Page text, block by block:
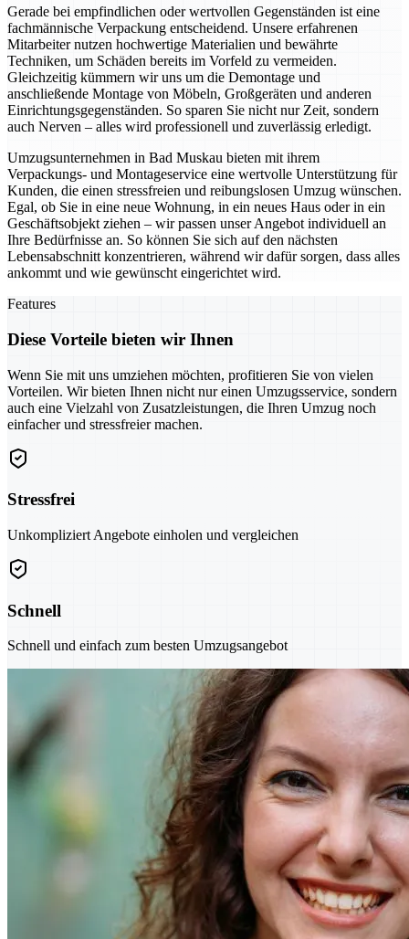
Gerade bei empfindlichen oder wertvollen Gegenständen ist eine
fachmännische Verpackung entscheidend. Unsere erfahrenen
Mitarbeiter nutzen hochwertige Materialien und bewährte
Techniken, um Schäden bereits im Vorfeld zu vermeiden.
Gleichzeitig kümmern wir uns um die Demontage und
anschließende Montage von Möbeln, Großgeräten und anderen
Einrichtungsgegenständen. So sparen Sie nicht nur Zeit, sondern
auch Nerven – alles wird professionell und zuverlässig erledigt.
Umzugsunternehmen in Bad Muskau bieten mit ihrem
Verpackungs- und Montageservice eine wertvolle Unterstützung für
Kunden, die einen stressfreien und reibungslosen Umzug wünschen.
Egal, ob Sie in eine neue Wohnung, in ein neues Haus oder in ein
Geschäftsobjekt ziehen – wir passen unser Angebot individuell an
Ihre Bedürfnisse an. So können Sie sich auf den nächsten
Lebensabschnitt konzentrieren, während wir dafür sorgen, dass alles
ankommt und wie gewünscht eingerichtet wird.
Features
Diese Vorteile bieten wir Ihnen
Wenn Sie mit uns umziehen möchten, profitieren Sie von vielen
Vorteilen. Wir bieten Ihnen nicht nur einen Umzugsservice, sondern
auch eine Vielzahl von Zusatzleistungen, die Ihren Umzug noch
einfacher und stressfreier machen.
Stressfrei
Unkompliziert Angebote einholen und vergleichen
Schnell
Schnell und einfach zum besten Umzugsangebot